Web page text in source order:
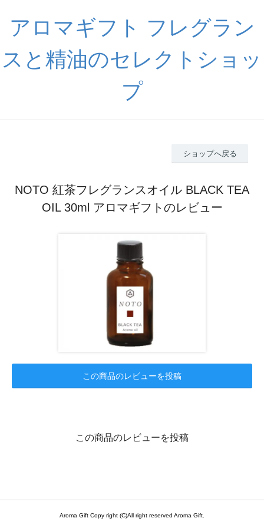
アロマギフト フレグラン
スと精油のセレクトショッ
プ
ショップへ戻る
NOTO 紅茶フレグランスオイル BLACK TEA
OIL 30ml アロマギフトのレビュー
この商品のレビューを投稿
この商品のレビューを投稿
Aroma Gift Copy right (C)All right reserved Aroma Gift.